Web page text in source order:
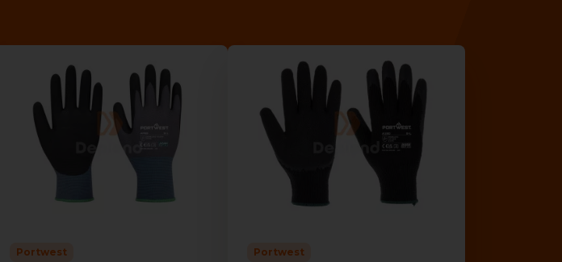
Portwest Portwest